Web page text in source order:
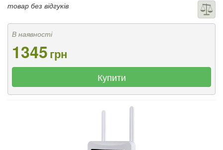
товар без відгуків
В наявності
1345грн
Купити